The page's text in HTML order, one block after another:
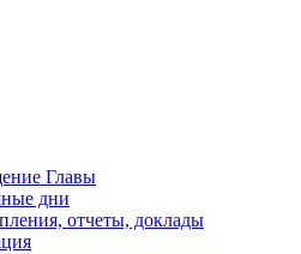
Главы
дни
отчеты, доклады